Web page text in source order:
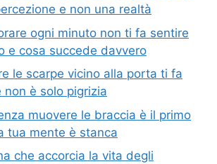
e non una realtà
ogni minuto non ti fa sentire
e cosa succede davvero
le scarpe vicino alla porta ti fa
non è solo pigrizia
muovere le braccia è il primo
tua mente è stanca
che accorcia la vita degli